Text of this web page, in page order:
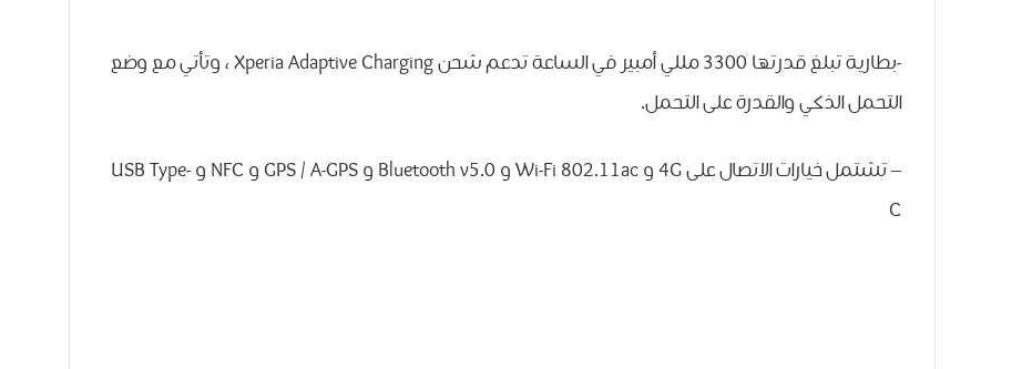
-بطارية تبلغ قدرتها 3300 مللي أمبير في الساعة تدعم شحن Xperia Adaptive Charging ، وتأتي مع وضع
التحمل الذكي والقدرة على التحمل.
– تشتمل خيارات الاتصال على 4G و Wi-Fi 802.11ac و Bluetooth v5.0 و GPS / A-GPS و NFC و USB Type-
C